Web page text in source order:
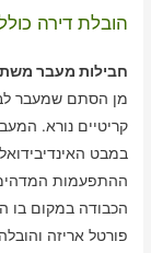
הובלת דירה
חבילות מעבר
מן הסתם שמעבר
קריטיים נורא.
במבט
ההתפעמות
הכבודה במקום בו
פורטל אריזה